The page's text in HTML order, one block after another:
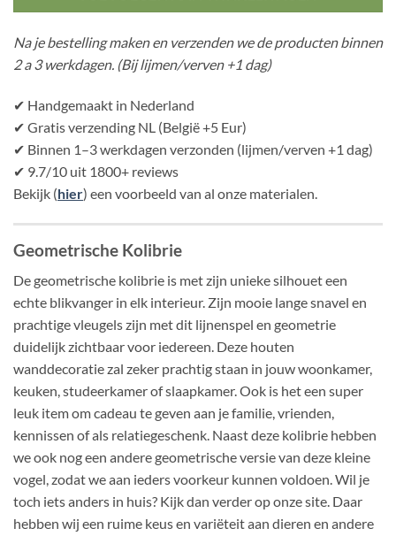
Na je bestelling maken en verzenden we de producten binnen
2 a 3 werkdagen. (Bij lijmen/verven +1 dag)
✔ Handgemaakt in Nederland
✔ Gratis verzending NL (België +5 Eur)
✔ Binnen 1–3 werkdagen verzonden (lijmen/verven +1 dag)
✔ 9.7/10 uit 1800+ reviews
Bekijk (hier) een voorbeeld van al onze materialen.
Geometrische Kolibrie
De geometrische kolibrie is met zijn unieke silhouet een
echte blikvanger in elk interieur. Zijn mooie lange snavel en
prachtige vleugels zijn met dit lijnenspel en geometrie
duidelijk zichtbaar voor iedereen. Deze houten
wanddecoratie zal zeker prachtig staan in jouw woonkamer,
keuken, studeerkamer of slaapkamer. Ook is het een super
leuk item om cadeau te geven aan je familie, vrienden,
kennissen of als relatiegeschenk. Naast deze kolibrie hebben
we ook nog een andere geometrische versie van deze kleine
vogel, zodat we aan ieders voorkeur kunnen voldoen. Wil je
toch iets anders in huis? Kijk dan verder op onze site. Daar
hebben wij een ruime keus en variëteit aan dieren en andere